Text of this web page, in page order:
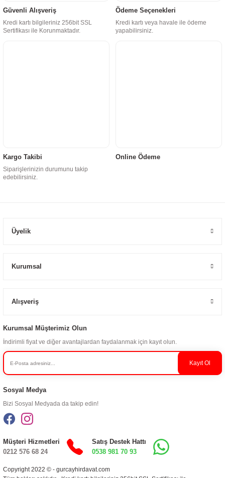
Güvenli Alışveriş
Kredi kartı bilgileriniz 256bit SSL
Sertifikası ile Korunmaktadır.
Ödeme Seçenekleri
Kredi kartı veya havale ile ödeme
yapabilirsiniz.
Kargo Takibi
Siparişlerinizin durumunu takip
edebilirsiniz.
Online Ödeme
Üyelik
Kurumsal
Alışveriş
Kurumsal Müşterimiz Olun
İndirimli fiyat ve diğer avantajlardan faydalanmak için kayıt olun.
Kayıt Ol
Sosyal Medya
Bizi Sosyal Medyada da takip edin!
Copyright 2022 © - gurcayhirdavat.com
Müşteri Hizmetleri
0212 576 68 24
Satış Destek Hattı
0538 981 70 93